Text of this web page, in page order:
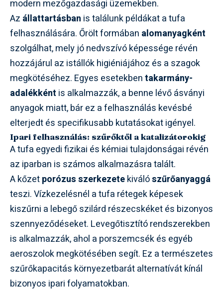
modern mezőgazdasági üzemekben.
Az állattartásban is találunk példákat a tufa
felhasználására. Őrölt formában alomanyagként
szolgálhat, mely jó nedvszívó képessége révén
hozzájárul az istállók higiéniájához és a szagok
megkötéséhez. Egyes esetekbentakarmány-
adalékként is alkalmazzák, a benne lévő ásványi
anyagok miatt, bár ez a felhasználás kevésbé
elterjedt és specifikusabb kutatásokat igényel.
Ipari felhasználás: szűrőktől a katalizátorokig
A tufa egyedi fizikai és kémiai tulajdonságai révén
az iparban is számos alkalmazásra talált.
A kőzetporózus szerkezetekiválószűrőanyaggá
teszi. Vízkezelésnél a tufa rétegek képesek
kiszűrni a lebegő szilárd részecskéket és bizonyos
szennyeződéseket. Levegőtisztító rendszerekben
is alkalmazzák, ahol a porszemcsék és egyéb
aeroszolok megkötésében segít. Ez a természetes
szűrőkapacitás környezetbarát alternatívát kínál
bizonyos ipari folyamatokban.